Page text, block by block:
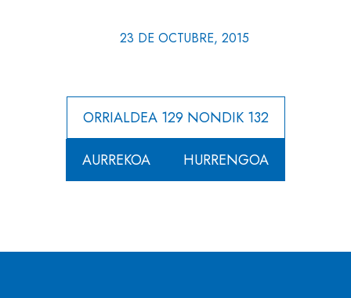
23 DE OCTUBRE, 2015
ORRIALDEA 129 NONDIK 132
AURREKOA HURRENGOA